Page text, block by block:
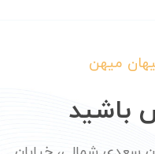
میهن
باشید